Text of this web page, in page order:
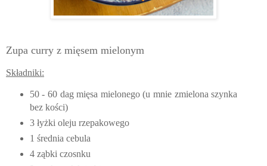
Zupa curry z mięsem mielonym
Składniki:
50 - 60 dag mięsa mielonego (u mnie zmielona szynka
bez kości)
3 łyżki oleju rzepakowego
1 średnia cebula
4 ząbki czosnku